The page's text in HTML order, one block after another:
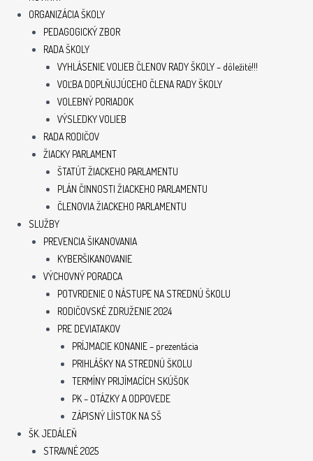
ORGANIZÁCIA ŠKOLY
PEDAGOGICKÝ ZBOR
RADA ŠKOLY
VYHLÁSENIE VOLIEB ČLENOV RADY ŠKOLY – dôležité!!!
VOĽBA DOPLŇUJÚCEHO ČLENA RADY ŠKOLY
VOLEBNÝ PORIADOK
VÝSLEDKY VOLIEB
RADA RODIČOV
ŽIACKY PARLAMENT
ŠTATÚT ŽIACKEHO PARLAMENTU
PLÁN ČINNOSTI ŽIACKEHO PARLAMENTU
ČLENOVIA ŽIACKEHO PARLAMENTU
SLUŽBY
PREVENCIA ŠIKANOVANIA
KYBERŠIKANOVANIE
VÝCHOVNÝ PORADCA
POTVRDENIE O NÁSTUPE NA STREDNÚ ŠKOLU
RODIČOVSKÉ ZDRUŽENIE 2024
PRE DEVIATAKOV
PRÍJMACIE KONANIE – prezentácia
PRIHLÁŠKY NA STREDNÚ ŠKOLU
TERMÍNY PRIJÍMACÍCH SKÚŠOK
PK – OTÁZKY A ODPOVEDE
ZÁPISNÝ LÍISTOK NA SŠ
ŠK. JEDÁLEŇ
STRAVNÉ 2025